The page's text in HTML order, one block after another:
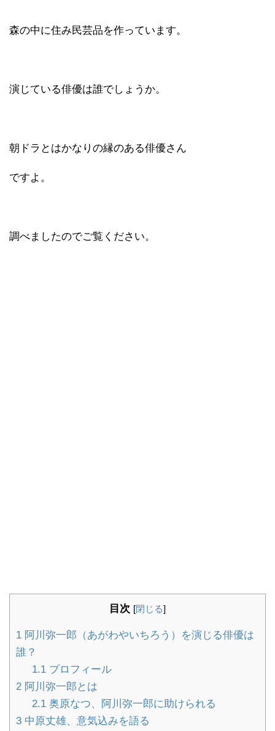
森の中に住み民芸品を作っています。
演じている俳優は誰でしょうか。
朝ドラとはかなりの縁のある俳優さん
ですよ。
調べましたのでご覧ください。
目次 [閉じる]
1 阿川弥一郎（あがわやいちろう）を演じる俳優は
誰？
1.1プロフィール
2 阿川弥一郎とは
2.1奥原なつ、阿川弥一郎に助けられる
3 中原丈雄、意気込みを語る